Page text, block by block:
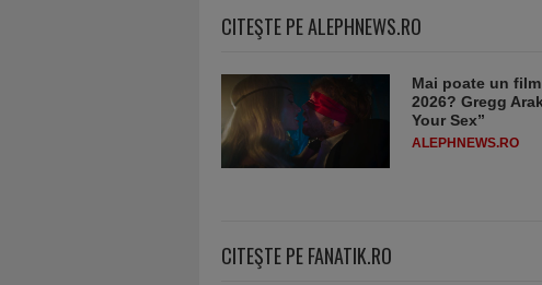
CITEŞTE PE ALEPHNEWS.RO
Mai poate un
2026? Gregg
Your Sex”
ALEPHNEWS.RO
CITEŞTE PE FANATIK.RO